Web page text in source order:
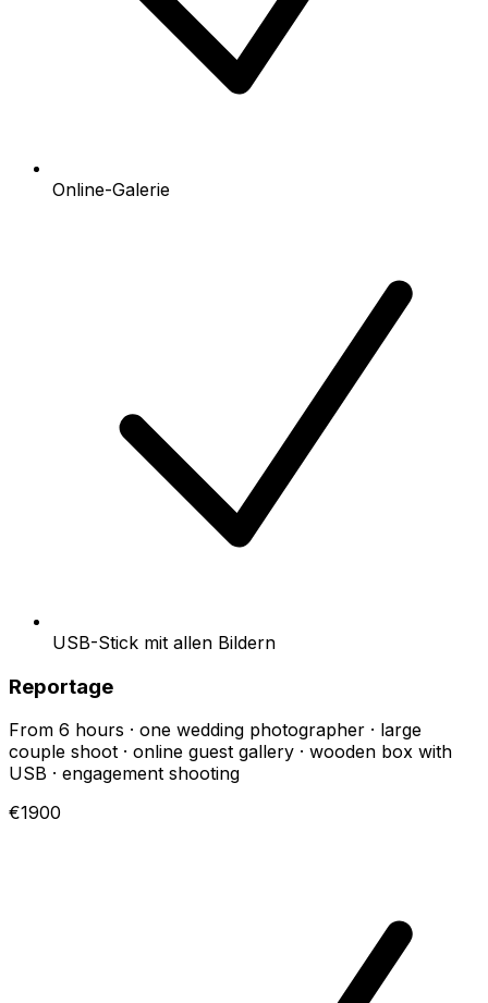
Online-Galerie
USB-Stick mit allen Bildern
Reportage
From 6 hours · one wedding photographer · large
couple shoot · online guest gallery · wooden box with
USB · engagement shooting
€1900